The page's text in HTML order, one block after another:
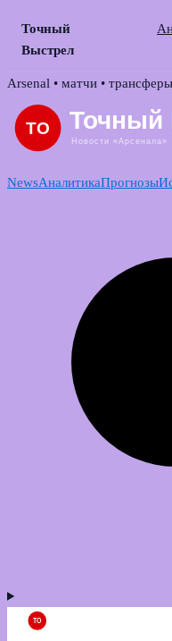
Точный
Выстрел
Skip
content
Arsenal • матчи • трансферы
NewsАналитикаПрогнозы